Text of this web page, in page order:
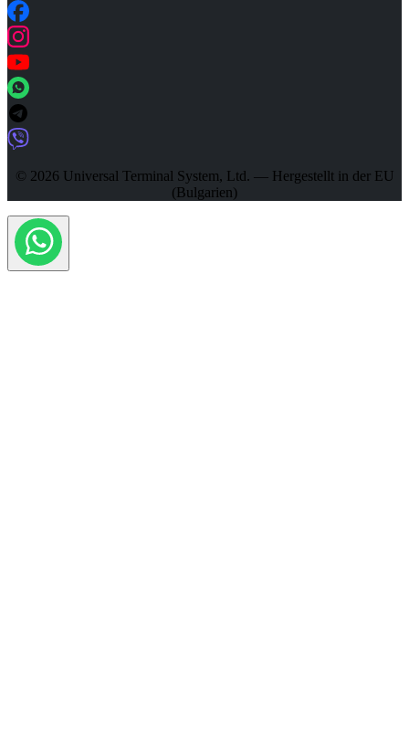
© 2026 Universal Terminal System, Ltd. — Hergestellt in der EU
(Bulgarien)